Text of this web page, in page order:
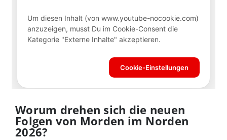
Worum drehen sich die neuen
Folgen von Morden im Norden
2026?